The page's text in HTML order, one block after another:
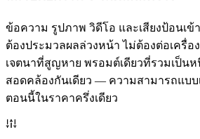
ข้อความ รูปภาพ วิดีโอ และเสียงป้อนเข้
ต้องประมวลผลล่วงหน้า ไม่ต้องต่อเครื่อ
เจตนาที่สูญหาย พรอมต์เดียวที่รวมเป็น
สอดคล้องกันเดียว — ความสามารถแบบเ
ตอนนี้ในราคาครึ่งเดียว